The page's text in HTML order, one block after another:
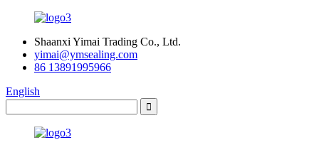
Shaanxi Yimai Trading Co., Ltd.
yimai@ymsealing.com
86 13891995966
English